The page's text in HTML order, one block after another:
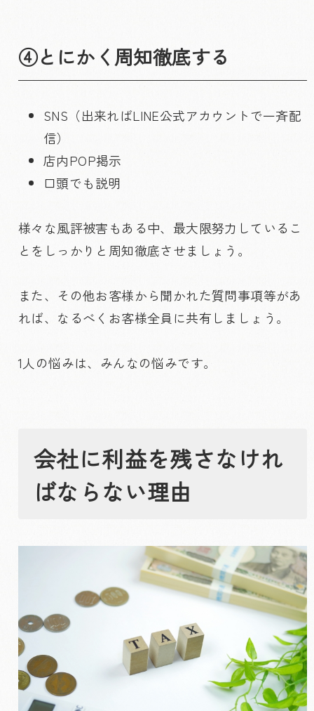
④とにかく周知徹底する
SNS（出来ればLINE公式アカウントで一斉配
信）
店内POP掲示
口頭でも説明
様々な風評被害もある中、最大限努力しているこ
とをしっかりと周知徹底させましょう。
また、その他お客様から聞かれた質問事項等があ
れば、なるべくお客様全員に共有しましょう。
1人の悩みは、みんなの悩みです。
会社に利益を残さなけれ
ばならない理由